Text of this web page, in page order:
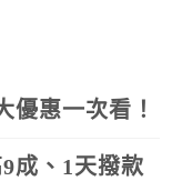
優惠一次看！
成、1天撥款